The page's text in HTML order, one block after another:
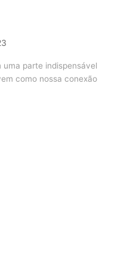
uma parte indispensável
como nossa conexão